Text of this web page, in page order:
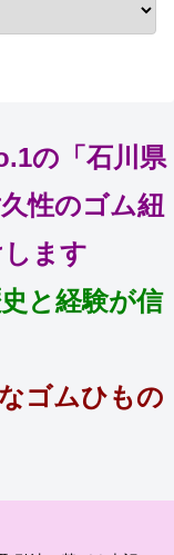
の「石川県
性のゴム紐
ます
と経験が信
ゴムひもの